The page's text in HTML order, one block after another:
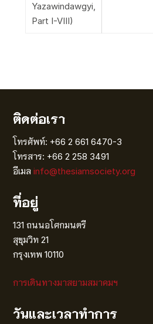
Yazawindawgyi,
Part I-VIII)
ติดต่อเรา
โทรศัพท์: +66 2 661 6470-3
โทรสาร: +66 2 258 3491
อีเมลinfo@thesiamsociety.org
ที่อยู่
131 ถนนอโศกมนตรี
สุขุมวิท 21
กรุงเทพ 10110
การเดินทางมาสยามสมาคมฯ
วันและเวลาทำการ